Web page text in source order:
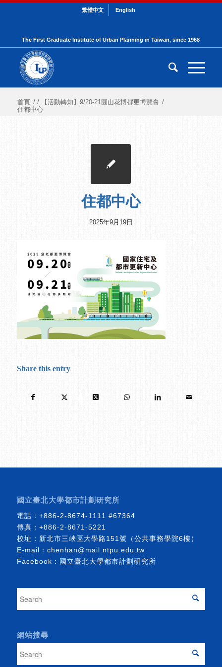
繁體中文 English
The First Graduate Institute of Urban Planning in Taiwan, since 1968
首頁 / / 【活動轉知】9/20-21圓山花博都更博覽會 /
住都中心
住都中心
2025年9月19日
Share this entry
國立臺北大學都市計劃研究所
電話： +886-2-8674-1111 #67364
傳真：+886-2-8671-5221
校址：新北市三峽區大學路151號（公共事務學院6樓）
E-mail： chenhan@mail.ntpu.edu.tw
Facebook： 國立臺北大學都市計劃研究所
網站搜尋